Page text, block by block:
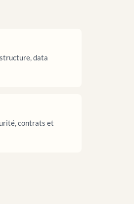
data
contrats et